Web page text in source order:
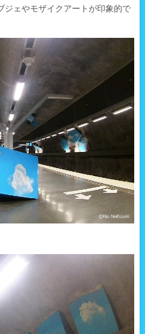
ジェやモザイクアートが印象的で